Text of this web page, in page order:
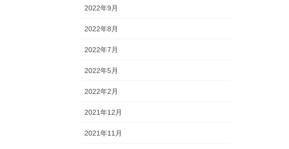
2022年9月
2022年8月
2022年7月
2022年5月
2022年2月
2021年12月
2021年11月